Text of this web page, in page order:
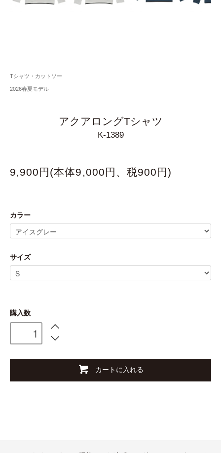
Tシャツ・カットソー
2026春夏モデル
アクアロングTシャツ
K-1389
9,900円(本体9,000円、税900円)
カラー
サイズ
購入数
カートに入れる